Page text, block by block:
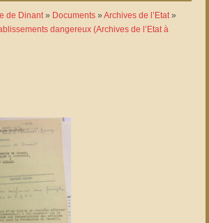
de Dinant» Documents » Archives de l’Etat»
dangereux (Archives de l’Etat à